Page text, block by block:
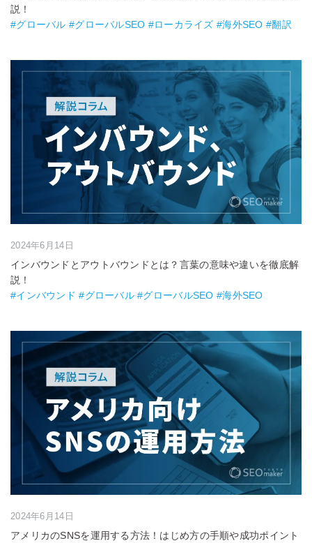
説！
#グローバル #グローバルSEO #ローカライズ #海外SEO #翻訳
2024年6月14日
インバウンドとアウトバウンドとは？言葉の意味や違いを徹底解
説！
#インバウンド #グローバル #グローバルSEO #海外SEO
2024年6月14日
アメリカのSNSを運用する方法！はじめ方の手順や成功ポイント